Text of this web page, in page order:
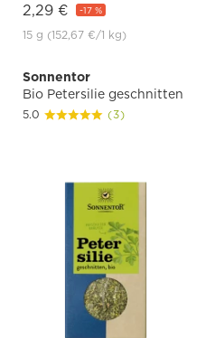
2,29 € -17 %
15 g (152,67 €/1 kg)
Sonnentor
Bio Petersilie geschnitten
5.0 (3)